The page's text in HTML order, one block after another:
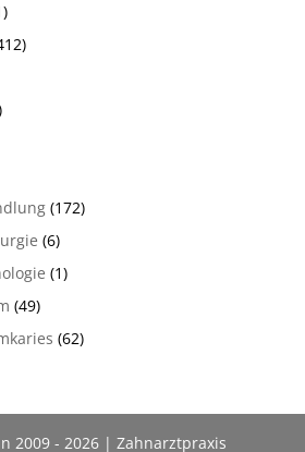
(172)
(6)
(1)
(49)
(62)
2009 - 2026 | Zahnarztpraxis